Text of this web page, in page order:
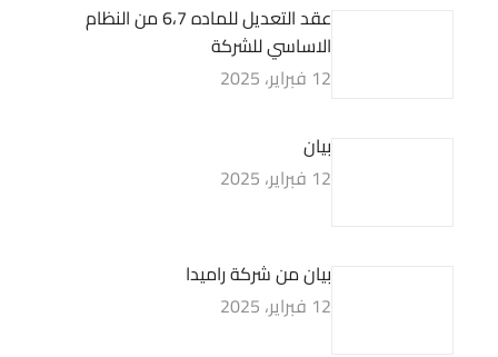
عقد التعديل للماده 6،7 من النظام
الاساسي للشركة
12 فبراير، 2025
بيان
12 فبراير، 2025
بيان من شركة راميدا
12 فبراير، 2025